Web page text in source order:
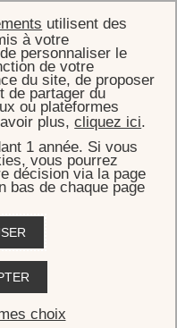
DAY 4
de la plage, avec au
avec tuba ; ou tout
autour d’un pique-nique ou
utilisent des
à votre
personnaliser le
de votre
du site, de proposer
de partager du
ou plateformes
plus,cliquez ici.
1 année. Si vous
vous pourrez
décision via la page
bas de chaque page
choix